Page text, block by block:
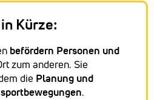
Kürze:
befördern Personen und
zum anderen. Sie
die Planung und
.